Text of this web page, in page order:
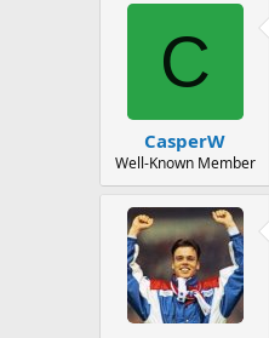
C
CasperW
Well-Known Member